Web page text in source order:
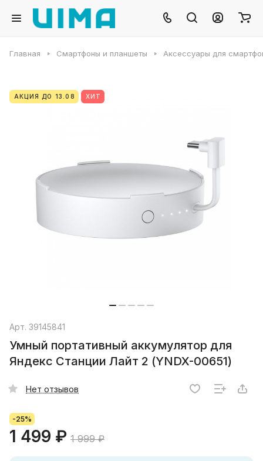
Главная Смартфоны и планшеты Аксессуары для
АКЦИЯ ДО 13.08 ХИТ
Арт. 39145841
Умный портативный аккумулятор для
Яндекс Станции Лайт 2 (YNDX-00651)
Нет отзывов
-25%
1 499 ₽ 1 999 ₽